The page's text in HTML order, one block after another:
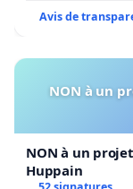
semblent
proches
Avis de
NON à un
NON à un
Huppain